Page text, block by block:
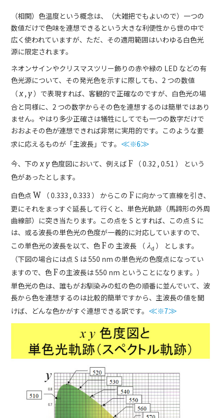
（相関）色温度という概念は、（大雑把でもよいので）一つの
数値だけで色味を連想できるという大きな利便性から世の中で
広く使われていますが、ただ、その適用範囲はいわゆる白色光
源に限定されます。
ネオンサインやクリスマスツリー飾りの赤や緑の LED などの有
色光源について、その発光色を示すに際しても、2 つの数値
（x , y） で表現すれば、客観的で正確なのですが、白色光の場
合と同様に、2 つの数字からその色を連想するのは簡単ではあり
ません。やはり多少正確さは犠牲にしてでも一つの数字だけで
おおよその色が連想できれば非常に実用的です。このような要
求に応えるものが「主波長」です。 ≪※6≫
今、下の x y 色度図において、例えばF （ 0.32 , 0.51 ） という
色があったとします。
白色点 W （ 0.333 , 0.333 ） からこの F に向かって直線を引き、
更にそれをまっすぐ延長して行くと、単色光軌跡（馬蹄形の外周
曲線部）に突き当たります。この点を S とすれば、この点 S に
は、或る波長の単色光の色度が一義的に対応していますので、
この単色光の波長を以て、色F の 主波長 （ λd ） とします。
（下図の場合には点 S は 550 nm の単色光の色度点になってい
ますので、色F の主波長は 550 nm ということになります。）
単色光の色は、誰もがお馴染みの虹の色の順番に並んでいて、波
長から色を連想するのは比較的簡単ですから、主波長の値を聞
けば、どんな色かがすぐ連想できる訳です。 ≪※7≫